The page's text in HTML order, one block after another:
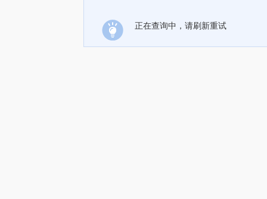
正在查询中，请刷新重试